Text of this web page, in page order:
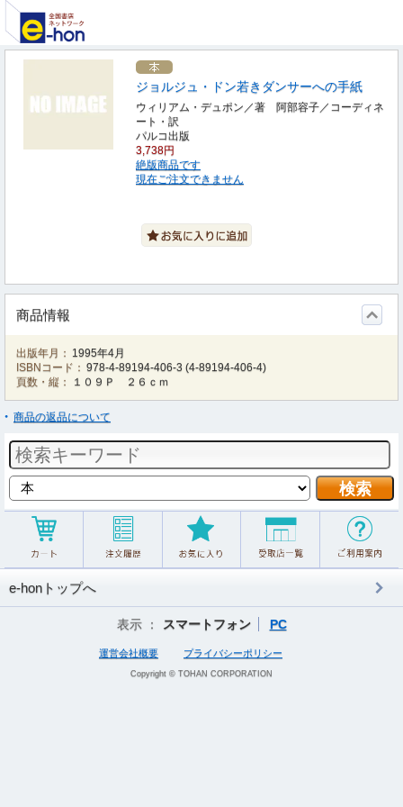
ジョルジュ・ドン若きダンサーへの手紙
ウィリアム・デュポン／著 阿部容子／コーディネ
ート・訳
パルコ出版
3,738円
絶版商品です
現在ご注文できません
商品情報
出版年月： 1995年4月
ISBNコード： 978-4-89194-406-3 (4-89194-406-4)
頁数・縦：
１０９Ｐ ２６ｃｍ
商品の返品について
e-honトップへ
表示 ： スマートフォン PC
運営会社概要 プライバシーポリシー
Copyright © TOHAN CORPORATION